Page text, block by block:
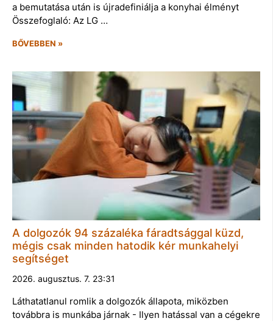
a bemutatása után is újradefiniálja a konyhai élményt
Összefoglaló: Az LG …
BŐVEBBEN »
A dolgozók 94 százaléka fáradtsággal küzd,
mégis csak minden hatodik kér munkahelyi
segítséget
2026. augusztus. 7. 23:31
Láthatatlanul romlik a dolgozók állapota, miközben
továbbra is munkába járnak - Ilyen hatással van a cégekre